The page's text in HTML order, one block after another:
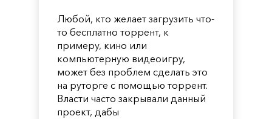
Любой, кто желает загрузить что-
то бесплатно торрент, к
примеру, кино или
компьютерную видеоигру,
может без проблем сделать это
на руторге с помощью торрент.
Власти часто закрывали данный
проект, дабы